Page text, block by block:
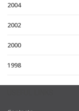
2004
2002
2000
1998